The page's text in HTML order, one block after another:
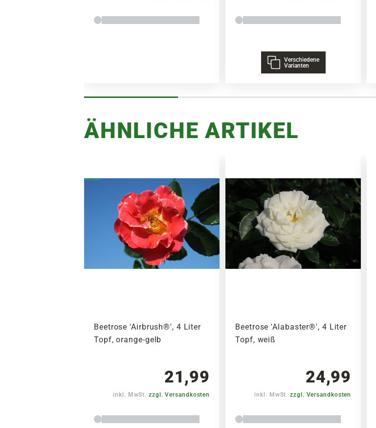
Verschiedene
Varianten
ÄHNLICHE ARTIKEL
Beetrose 'Airbrush®', 4 Liter
Topf, orange-gelb
21,99
inkl. MwSt.zzgl. Versandkosten
Beetrose 'Alabaster®', 4 Liter
Topf, weiß
24,99
inkl. MwSt.zzgl. Versandkosten